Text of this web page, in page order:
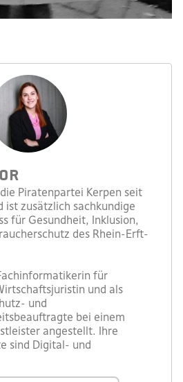
Piratenpartei Kerpen seit
zusätzlich sachkundige
für Gesundheit, Inklusion,
des Rhein-Erft-
für
und als
und
bei einem
angestellt. Ihre
sind Digital- und